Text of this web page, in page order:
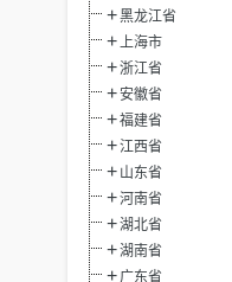
黑龙江省
上海市
浙江省
安徽省
福建省
江西省
山东省
河南省
湖北省
湖南省
广东省